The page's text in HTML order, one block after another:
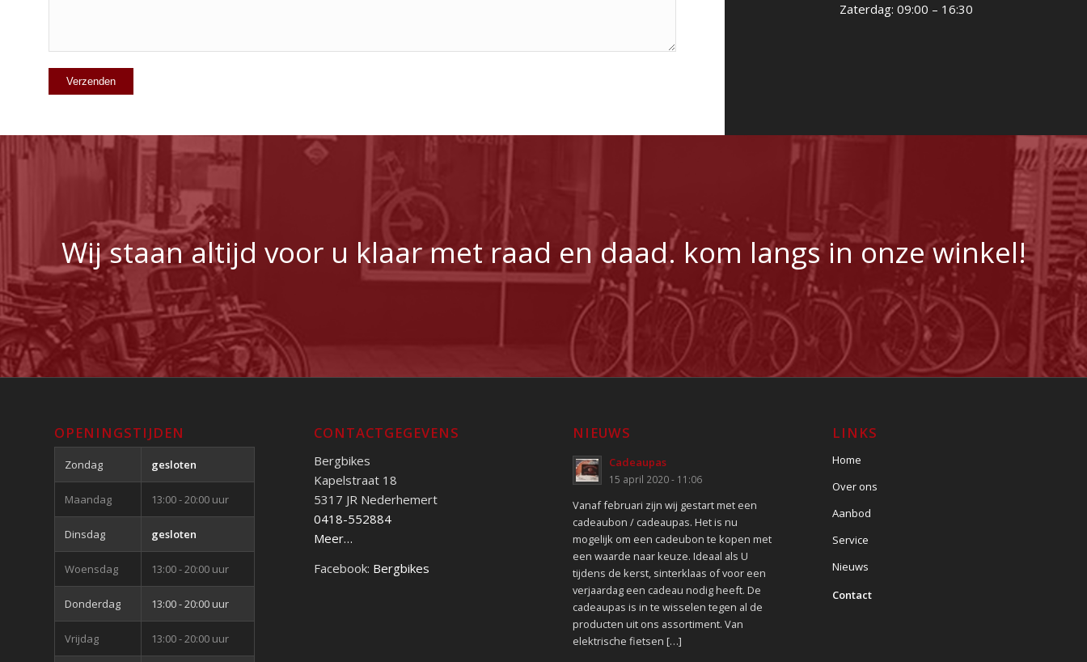
Zaterdag: 09:00 – 16:30
Wij staan altijd voor u klaar met raad en daad. kom langs in onze winkel!
OPENINGSTIJDEN
Zondag gesloten
Maandag 13:00 - 20:00 uur
Dinsdag gesloten
Woensdag 13:00 - 20:00 uur
Donderdag 13:00 - 20:00 uur
Vrijdag 13:00 - 20:00 uur
CONTACTGEGEVENS
Bergbikes
Kapelstraat 18
5317 JR Nederhemert
0418-552884
Meer…
Facebook: Bergbikes
NIEUWS
Cadeaupas
15 april 2020 - 11:06
Vanaf februari zijn wij gestart met een
cadeaubon / cadeaupas. Het is nu
mogelijk om een cadeubon te kopen met
een waarde naar keuze. Ideaal als U
tijdens de kerst, sinterklaas of voor een
verjaardag een cadeau nodig heeft. De
cadeaupas is in te wisselen tegen al de
producten uit ons assortiment. Van
elektrische fietsen […]
LINKS
Home
Over ons
Aanbod
Service
Nieuws
Contact